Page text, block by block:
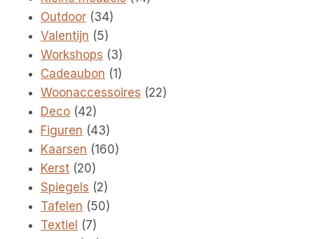
Outdoor 3434
Valentijn 55
producten
Workshops 33
producten
Cadeaubon 11
product
Woonaccessoires 2222
Deco 4242
producten
Figuren 4343
producten
Kaarsen 160160
Kerst 2020
producten
Spiegels 22
producten
Tafelen 5050
Textiel 77